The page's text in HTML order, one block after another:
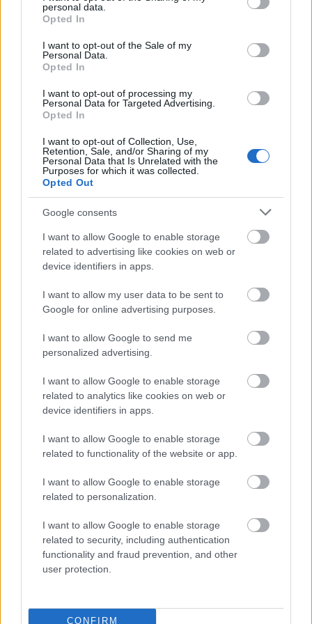
grant or deny consent to Google and its third-party tags to
use your data for below specified purposes in below Google
consent section.
personal data.
Opted In
I want to opt-out of the Sale of my
Personal Data.
Opted In
I want to opt-out of processing my
Personal Data for Targeted Advertising.
Opted In
I want to opt-out of Collection, Use,
Retention, Sale, and/or Sharing of my
Personal Data that Is Unrelated with the
Purposes for which it was collected.
Opted Out
Google consents
I want to allow Google to enable storage
related to advertising like cookies on web or
device identifiers in apps.
I want to allow my user data to be sent to
Google for online advertising purposes.
I want to allow Google to send me
personalized advertising.
I want to allow Google to enable storage
related to analytics like cookies on web or
device identifiers in apps.
I want to allow Google to enable storage
related to functionality of the website or app.
I want to allow Google to enable storage
related to personalization.
I want to allow Google to enable storage
related to security, including authentication
functionality and fraud prevention, and other
user protection.
CONFIRM
Μείνετε συντονισμένοι στο Proson.gr για να
καριέρας στονιδιωτικό τομέα .
ΑΣΕΠ: Πιστοποίηση Αγγλικών σε
μόνο 2 ημέρες στα χέρια σας
ΑΣΕΠ: Εξ αποστάσεως η πιο Εύκολη
Πιστοποίηση Υπολογιστών σε 2
Μάθε πρώτος όλες τις σημαντικές
ειδήσεις.
Βάλε το proson.gr στα αποτελέσματα
αναζήτησης της Google
Δημοφιλείς Ειδήσεις
Τουρισμός για Όλους 2026: Voucher
έως 600 ευρώ - Ποια ΑΦΜ παίρνουν